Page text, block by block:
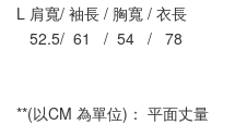
L 肩寬/ 袖長 / 胸寬 / 衣長
52.5/  61   /  54   /   78
**(以CM 為單位)： 平面丈量